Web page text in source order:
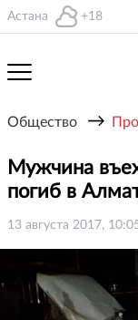
Астана +18
Общество →
Мужчина
погиб в
13 августа 2017,